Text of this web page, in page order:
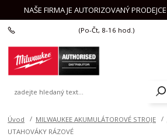
NAŠE FIRMA JE AUTORIZOVANÝ
(Po-Čt, 8-16 hod.)
Úvod MILWAUKEE AKUMULÁTOROVÉ STROJE
UTAHOVÁKY RÁZOVÉ